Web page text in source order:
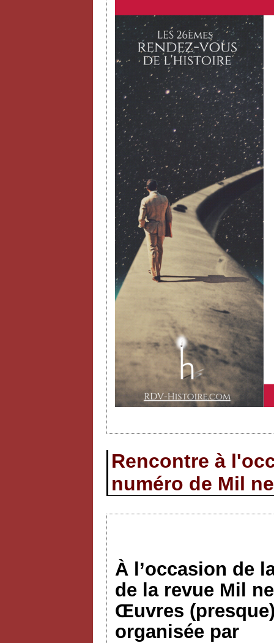
Rencontre à
numéro de Mil
À l’occasion de
de la revue Mil
Œuvres
organisée par